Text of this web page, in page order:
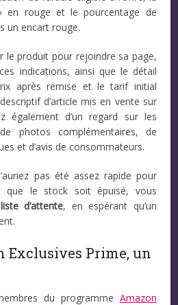
en rouge et le pourcentage de
un encart rouge.
le produit pour rejoindre sa page,
indications, ainsi que le détail
après remise et le tarif initial
d’article mis en vente sur
également d’un regard sur les
photos complémentaires, de
et d’avis de consommateurs.
pas été assez rapide pour
que le stock soit épuisé, vous
d’attente, en espérant qu’un
Exclusives Prime, un
du programme Amazon